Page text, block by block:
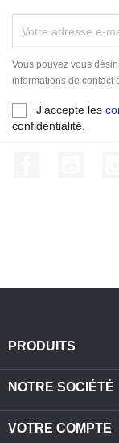
Vous pouvez vous
informations de contact
J'accepte les
confidentialité.
PRODUITS
NOTRE SOCIÉTÉ
VOTRE COMPTE